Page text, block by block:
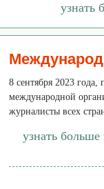
узнать
8 сентября 2023
международной
журналисты всех
узнать